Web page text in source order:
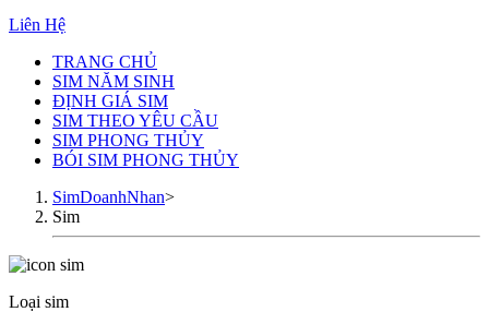
Liên Hệ
TRANG CHỦ
SIM NĂM SINH
ĐỊNH GIÁ SIM
SIM THEO YÊU CẦU
SIM PHONG THỦY
BÓI SIM PHONG THỦY
SimDoanhNhan>
Sim
Loại sim